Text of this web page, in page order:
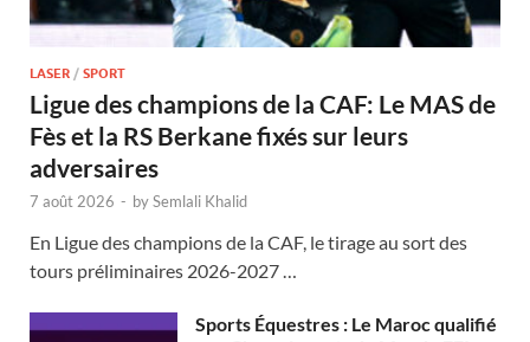
LASER / SPORT
Ligue des champions de la CAF: Le MAS de
Fès et la RS Berkane fixés sur leurs
adversaires
7 août 2026 - bySemlali Khalid
En Ligue des champions de la CAF, le tirage au sort des
tours préliminaires 2026-2027 …
Sports Équestres : Le Maroc qualifié